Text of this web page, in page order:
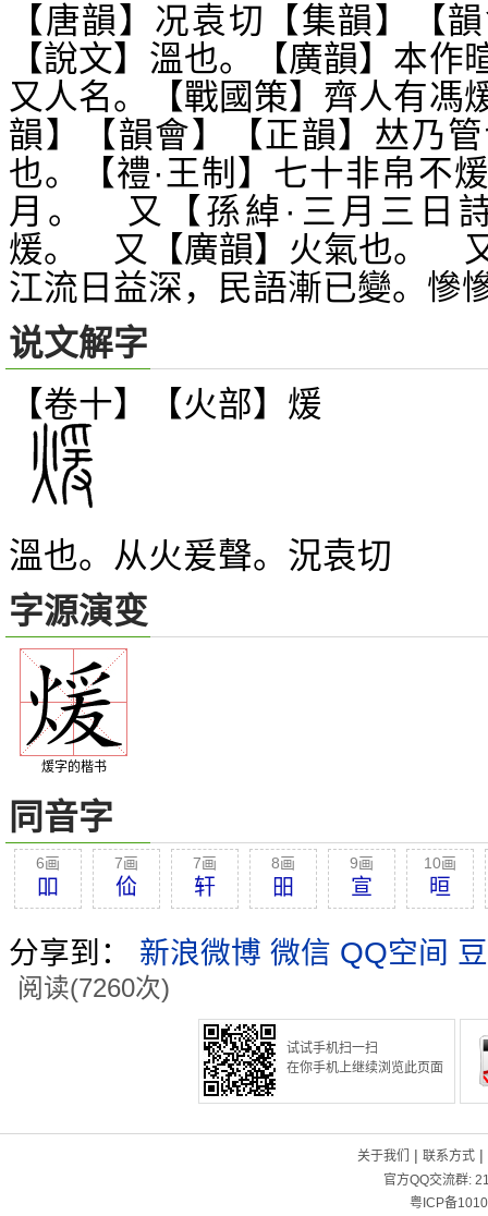
【唐韻】况袁切【集韻】【
【說文】溫也。【廣韻】本
又人名。【戰國策】齊人有
韻】【韻會】【正韻】 𠀤乃
也。【禮·王制】七十非帛不
月。 又【孫綽·三月三日
煖。 又【廣韻】火氣也。
江流日益深，民語漸已變。慘
说文解字
【卷十】【火部】 煖
溫也。从火爰聲。況袁切
字源演变
煖字的楷书
同音字
6画
吅
7画
佡
7画
轩
8画
昍
9画
宣
10画
晅
分享到： 新浪微博 微信 QQ空间
阅读(7260次)
试试手机扫一扫
在你手机上继续浏览此页面
关于我们 | 联系方式|
官方QQ交流群:
粤ICP备